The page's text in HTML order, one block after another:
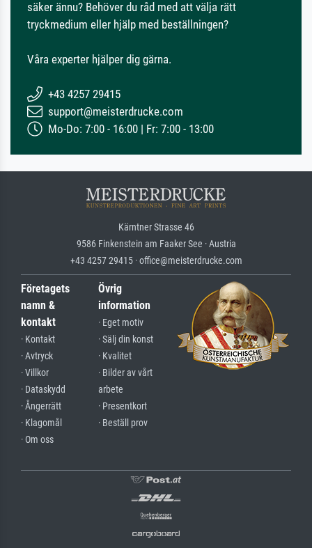
säker ännu? Behöver du råd med att välja rätt
tryckmedium eller hjälp med beställningen?
Våra experter hjälper dig gärna.
+43 4257 29415
support@meisterdrucke.com
Mo-Do: 7:00 - 16:00 | Fr: 7:00 - 13:00
Kärntner Strasse 46
9586 Finkenstein am Faaker See · Austria
+43 4257 29415 · office@meisterdrucke.com
Företagets
namn &
kontakt
· Kontakt
· Avtryck
· Villkor
· Dataskydd
· Ångerrätt
· Klagomål
· Om oss
Övrig
information
· Eget motiv
· Sälj din konst
· Kvalitet
· Bilder av vårt
arbete
· Presentkort
· Beställ prov